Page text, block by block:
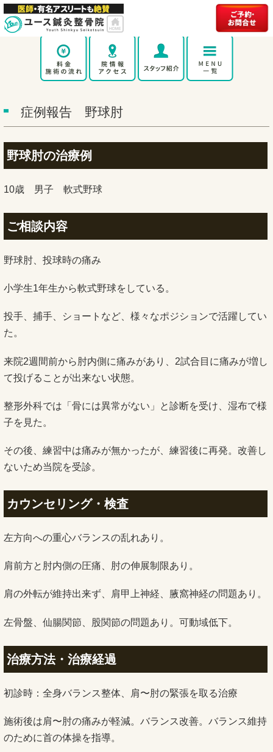
症例報告 野球肘
野球肘の治療例
10歳 男子 軟式野球
ご相談内容
野球肘、投球時の痛み
小学生1年生から軟式野球をしている。
投手、捕手、ショートなど、様々なポジションで活躍してい
た。
来院2週間前から肘内側に痛みがあり、2試合目に痛みが増し
て投げることが出来ない状態。
整形外科では「骨には異常がない」と診断を受け、湿布で様
子を見た。
その後、練習中は痛みが無かったが、練習後に再発。改善し
ないため当院を受診。
カウンセリング・検査
左方向への重心バランスの乱れあり。
肩前方と肘内側の圧痛、肘の伸展制限あり。
肩の外転が維持出来ず、肩甲上神経、腋窩神経の問題あり。
左骨盤、仙腸関節、股関節の問題あり。可動域低下。
治療方法・治療経過
初診時：全身バランス整体、肩〜肘の緊張を取る治療
施術後は肩〜肘の痛みが軽減。バランス改善。バランス維持
のために首の体操を指導。